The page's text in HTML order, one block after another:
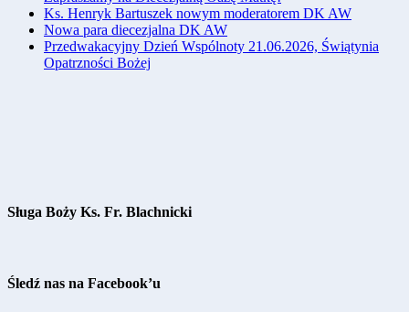
Ks. Henryk Bartuszek nowym moderatorem DK AW
Nowa para diecezjalna DK AW
Przedwakacyjny Dzień Wspólnoty 21.06.2026, Świątynia
Opatrzności Bożej
Sługa Boży Ks. Fr. Blachnicki
Śledź nas na Facebook’u